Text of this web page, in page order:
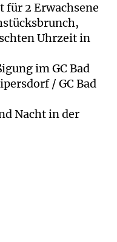
für 2 Erwachsene
Uhrzeit in
im GC Bad
/ GC Bad
Nacht in der